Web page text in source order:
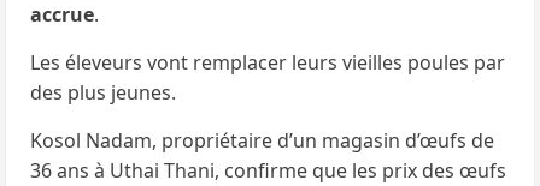
accrue.
Les éleveurs vont remplacer leurs vieilles poules par
des plus jeunes.
Kosol Nadam, propriétaire d’un magasin d’œufs de
36 ans à Uthai Thani, confirme que les prix des œufs